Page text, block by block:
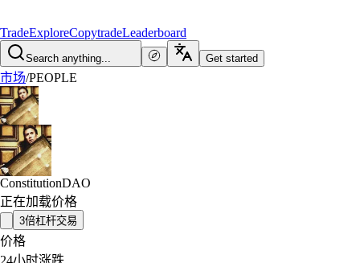
TradeExploreCopytradeLeaderboard
Search anything... Get started
市场/PEOPLE
ConstitutionDAO
正在加载价格
3倍杠杆交易
价格
24小时涨跌